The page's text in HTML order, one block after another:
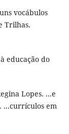
vocábulos
Trilhas.
educação do
Lopes. ...e
...currículos em